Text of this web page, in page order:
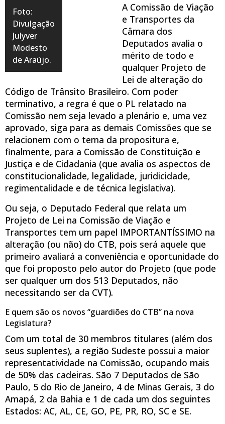
Foto:
Divulgação
Julyver
Modesto
de Araújo.
A Comissão de Viação
e Transportes da
Câmara dos
Deputados avalia o
mérito de todo e
qualquer Projeto de
Lei de alteração do
Código de Trânsito Brasileiro. Com poder
terminativo, a regra é que o PL relatado na
Comissão nem seja levado a plenário e, uma vez
aprovado, siga para as demais Comissões que se
relacionem com o tema da propositura e,
finalmente, para a Comissão de Constituição e
Justiça e de Cidadania (que avalia os aspectos de
constitucionalidade, legalidade, juridicidade,
regimentalidade e de técnica legislativa).
Ou seja, o Deputado Federal que relata um
Projeto de Lei na Comissão de Viação e
Transportes tem um papel IMPORTANTÍSSIMO na
alteração (ou não) do CTB, pois será aquele que
primeiro avaliará a conveniência e oportunidade do
que foi proposto pelo autor do Projeto (que pode
ser qualquer um dos 513 Deputados, não
necessitando ser da CVT).
E quem são os novos “guardiões do CTB” na nova
Legislatura?
Com um total de 30 membros titulares (além dos
seus suplentes), a região Sudeste possui a maior
representatividade na Comissão, ocupando mais
de 50% das cadeiras. São 7 Deputados de São
Paulo, 5 do Rio de Janeiro, 4 de Minas Gerais, 3 do
Amapá, 2 da Bahia e 1 de cada um dos seguintes
Estados: AC, AL, CE, GO, PE, PR, RO, SC e SE.